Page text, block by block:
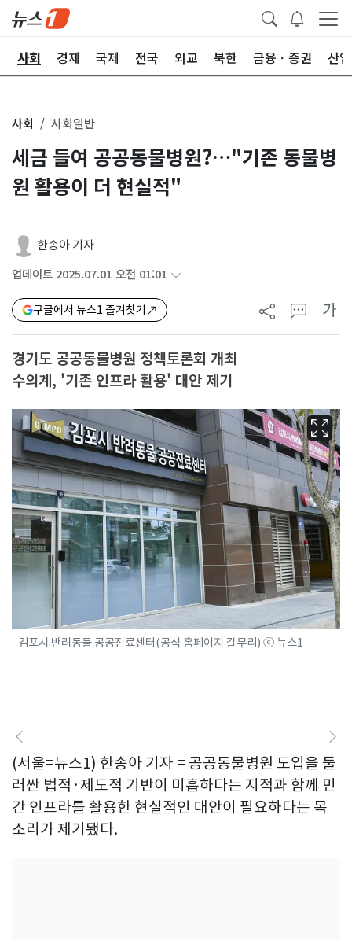
사회 경제 국제 전국 외교 북한 금융ㆍ증권 산업
사회 사회일반
세금 들여 공공동물병원?…"기존 동물병
원 활용이 더 현실적"
한송아 기자
업데이트 2025.07.01 오전 01:01
구글에서 뉴스1 즐겨찾기 가
경기도 공공동물병원 정책토론회 개최
수의계, '기존 인프라 활용' 대안 제기
김포시 반려동물 공공진료센터(공식 홈페이지 갈무리) ⓒ 뉴스1
(서울=뉴스1) 한송아 기자 = 공공동물병원 도입을 둘
러싼 법적·제도적 기반이 미흡하다는 지적과 함께 민
간 인프라를 활용한 현실적인 대안이 필요하다는 목
소리가 제기됐다.